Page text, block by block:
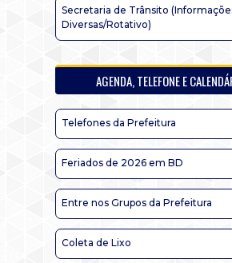
Secretaria de Trânsito
Diversas/Rotativo)
AGENDA, TELEFONE E
Telefones da Prefeitura
Feriados de 2026 em BD
Entre nos Grupos da Prefeitura
Coleta de Lixo